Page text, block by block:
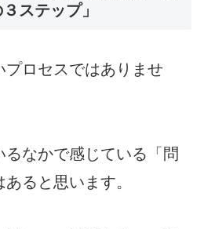
ステップ」
プロセスではありませ
なかで感じている「問
ると思います。